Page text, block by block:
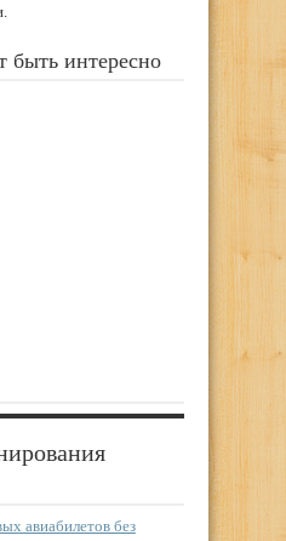
быть интересно
авиабилетов без